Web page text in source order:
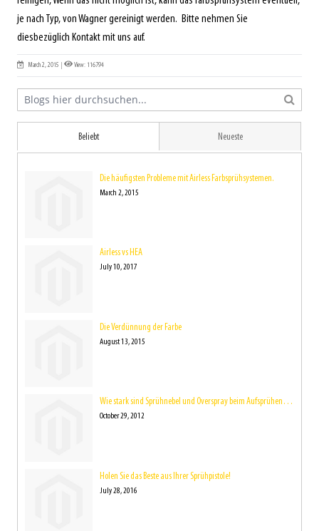
Beliebt
Die häufigsten Probleme mit Airless Farbsprühsystemen.
March 2, 2015
Airless vs HEA
July 10, 2017
Die Verdünnung der Farbe
August 13, 2015
Wie stark sind Sprühnebel und Overspray beim Aufsprühen der Farbe eigentlich?
October 29, 2012
Holen Sie das Beste aus Ihrer Sprühpistole!
July 28, 2016
Neueste
je nach Typ, von Wagner gereinigt werden. Bitte nehmen Sie
diesbezüglich Kontakt mit uns auf.
March 2, 2015 View: 116794